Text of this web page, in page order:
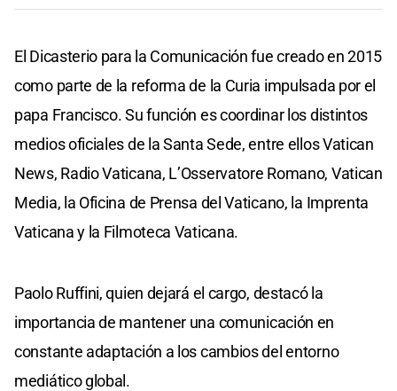
El Dicasterio para la Comunicación fue creado en 2015
como parte de la reforma de la Curia impulsada por el
papa Francisco. Su función es coordinar los distintos
medios oficiales de la Santa Sede, entre ellos Vatican
News, Radio Vaticana, L’Osservatore Romano, Vatican
Media, la Oficina de Prensa del Vaticano, la Imprenta
Vaticana y la Filmoteca Vaticana.
Paolo Ruffini, quien dejará el cargo, destacó la
importancia de mantener una comunicación en
constante adaptación a los cambios del entorno
mediático global.